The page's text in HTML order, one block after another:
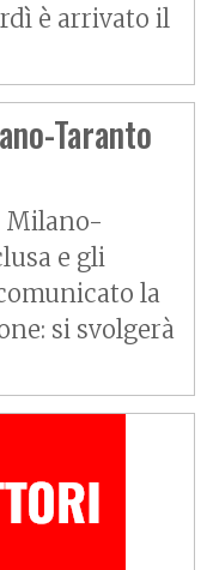
è arrivato il
Taranto
Milano-
e gli
la
si svolgerà